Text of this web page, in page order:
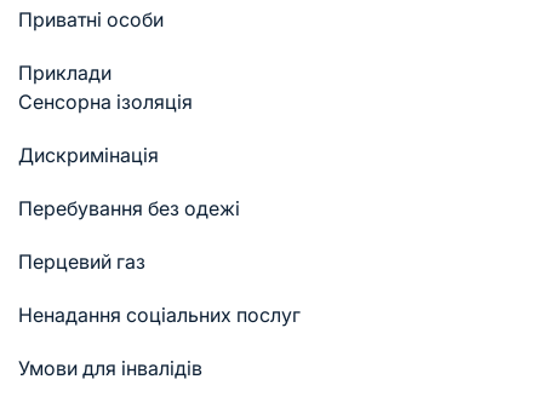
Приватні особи
Приклади
Cенсорна ізоляція
Дискримінація
Перебування без одежі
Перцевий газ
Ненадання соціальних послуг
Умови для інвалідів